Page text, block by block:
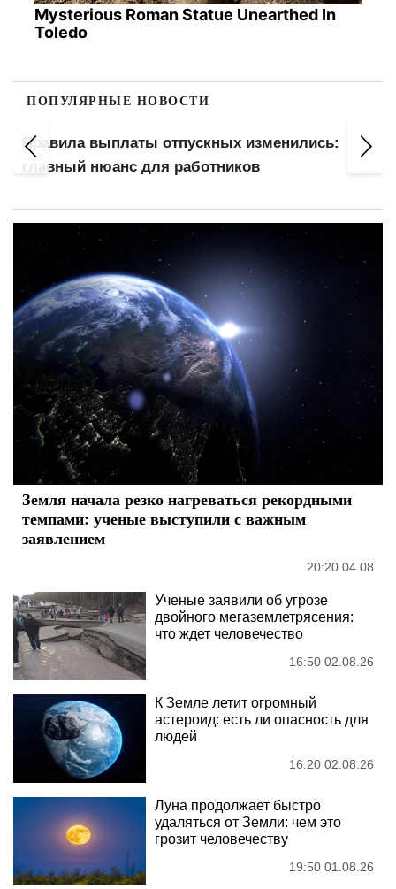
Mysterious Roman Statue Unearthed In
Toledo
ПОПУЛЯРНЫЕ НОВОСТИ
Правила выплаты отпускных изменились:
главный нюанс для работников
Земля начала резко нагреваться рекордными
темпами: ученые выступили с важным
заявлением
20:20 04.08
Ученые заявили об угрозе
двойного мегаземлетрясения:
что ждет человечество
16:50 02.08.26
К Земле летит огромный
астероид: есть ли опасность для
людей
16:20 02.08.26
Луна продолжает быстро
удаляться от Земли: чем это
грозит человечеству
19:50 01.08.26